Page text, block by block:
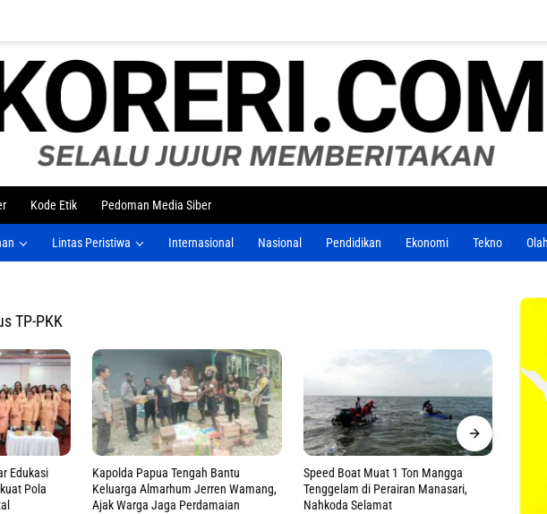
Kode Etik Pedoman Media Siber
Lintas Peristiwa Internasional Nasional Pendidikan Ekonomi Tekno
TP-PKK
Wamang,
Speed Boat Muat 1 Ton Mangga
Tenggelam di Perairan Manasari,
Nahkoda Selamat
Tinjau Langsung Korban Dugaan
Keracunan MBG, Kasdam
Cenderawasih Pastikan Ini
Apel